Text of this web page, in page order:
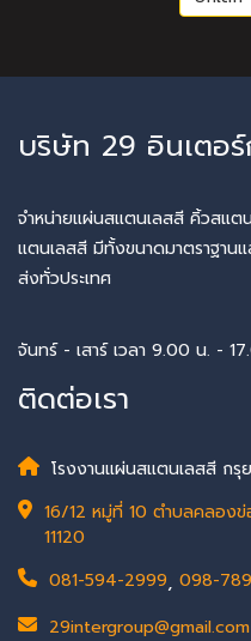
บริษัท 29 อินเตอ
จำหน่ายแผ่นสแตนเลสสี คิ้วสแต
แตนเลสสี มีทั้งขนาดมาตราฐาน
ส่งทั่วประเทศ
จันทร์ - เสาร์ เวลา 9.00 น. -
ติดต่อเรา
โรงงานแผ่นสแตนเลสสี กรุ
16/12 หมู่ที่ 10 ตำบลคลอง
11120
081-594-2999, 098-
29intergroup@gmail.com